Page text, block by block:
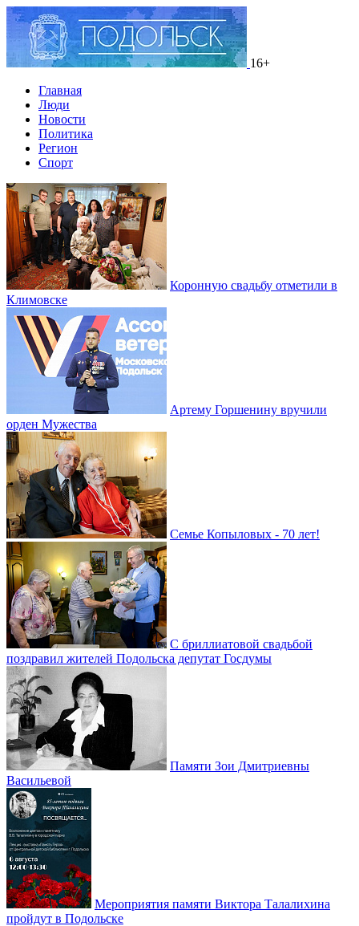
16+
Главная
Люди
Новости
Политика
Регион
Спорт
Коронную свадьбу отметили в
Климовске
Артему Горшенину вручили
орден Мужества
Семье Копыловых - 70 лет!
С бриллиатовой свадьбой
поздравил жителей Подольска депутат Госдумы
Памяти Зои Дмитриевны
Васильевой
Мероприятия памяти Виктора Талалихина
пройдут в Подольске